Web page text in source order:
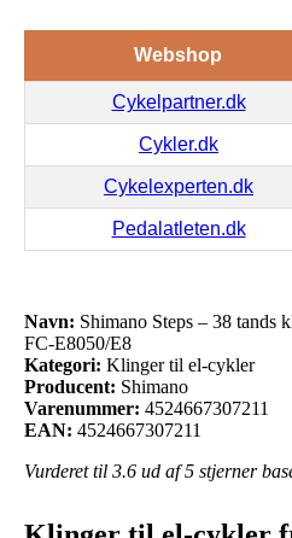
Webshop
Cykelpartner.dk
Cykler.dk
Cykelexperten.dk
Pedalatleten.dk
Navn: Shimano Steps – 38 tands
FC-E8050/E8
Kategori: Klinger til el-cykler
Producent: Shimano
Varenummer: 4524667307211
EAN: 4524667307211
Vurderet til 3.6 ud af 5 stjerner